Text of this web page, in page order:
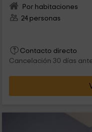
Por habitaciones
24 personas
Contacto directo
Cancelación 30 días